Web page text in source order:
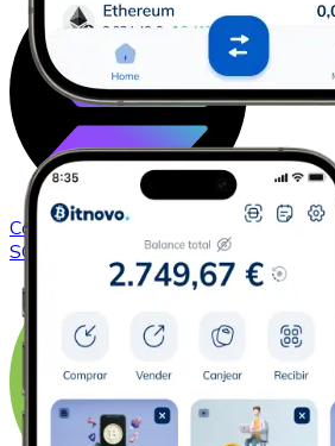
ComprarSolana
con transferencia
SOL